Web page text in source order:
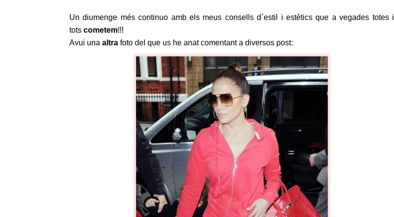
Un diumenge més continuo amb els meus consells d´estil i estètics que a vegades totes i
tots cometem!!!
Avui una altra foto del que us he anat comentant a diversos post: